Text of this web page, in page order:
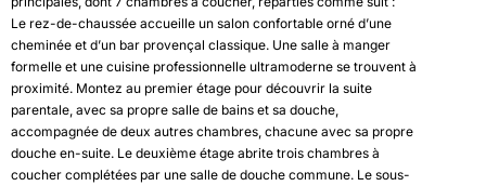
Le rez-de-chaussée accueille un salon confortable orné d’une
cheminée et d’un bar provençal classique. Une salle à manger
formelle et une cuisine professionnelle ultramoderne se trouvent à
proximité. Montez au premier étage pour découvrir la suite
parentale, avec sa propre salle de bains et sa douche,
accompagnée de deux autres chambres, chacune avec sa propre
douche en-suite. Le deuxième étage abrite trois chambres à
coucher complétées par une salle de douche commune. Le sous-